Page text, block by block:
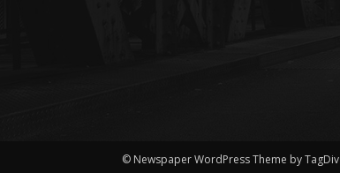
© Newspaper WordPress Theme by TagDiv